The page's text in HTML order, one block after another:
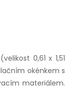
0,61 x 1,51
okénkem s
materiálem.